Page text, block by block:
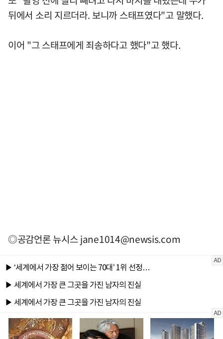
뒤에서 소리 지르더라. 보니까 스태프였다"고 말했다.
이어 "그 스태프에게 죄송하다고 했다"고 했다.
◎공감언론 뉴시스jane1014@newsis.com